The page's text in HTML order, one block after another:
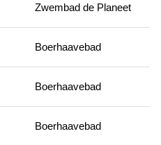
Zwembad de Planeet
Boerhaavebad
Boerhaavebad
Boerhaavebad